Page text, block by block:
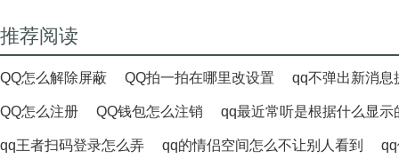
推荐阅读
QQ怎么解除屏蔽 QQ拍一拍在哪里改设置 qq不弹出新消息
QQ怎么注册 QQ钱包怎么注销 qq最近常听是根据什么显示
qq王者扫码登录怎么弄 qq的情侣空间怎么不让别人看到